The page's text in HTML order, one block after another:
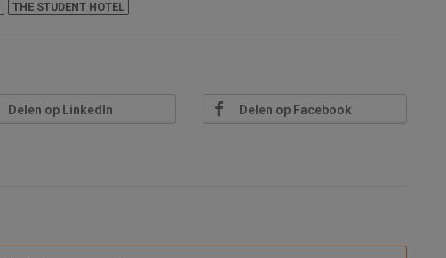
THE STUDENT HOTEL
Delen op LinkedIn Delen op Facebook